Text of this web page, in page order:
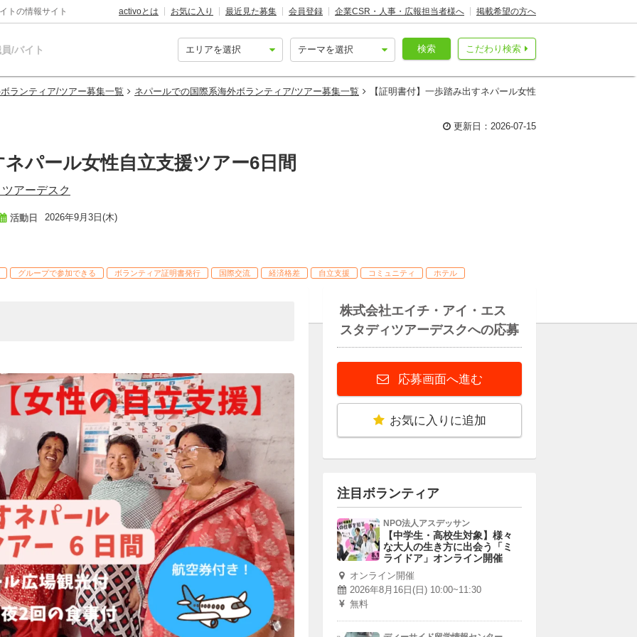
トの情報サイト activoとは お気に入り 最近見た募集 会員登録 企業CSR・人事・広報担当者様へ 掲載希望の方へ
/バイト こだわり検索
検索
ランティア/ツアー募集一覧 ネパールでの国際系海外ボランティア/ツアー募集一覧 【証明書付】一歩踏み出すネパール女性
更新日：2026-07-15
パール女性自立支援ツアー6日間
アーデスク
活動日 2026年9月3日(木)
グループで参加できる ボランティア証明書発行 国際交流 経済格差 自立支援 コミュニティ ホテル
株式会社エイチ・アイ・エス
スタディツアーデスクへの応募
応募画面へ進む
お気に入りに追加
注目ボランティア
NPO法人アスデッサン
【中学生・高校生対象】様々
な大人の生き方に出会う「ミ
ライドア」オンライン開催
オンライン開催
2026年8月16日(日) 10:00~11:30
無料